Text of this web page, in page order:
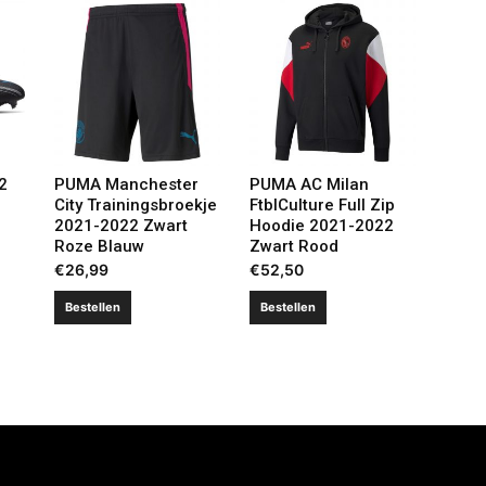
PUMA Manchester
City Trainingsbroekje
2021-2022 Zwart
Roze Blauw
€26,99
Bestellen
PUMA AC Milan
FtblCulture Full Zip
Hoodie 2021-2022
Zwart Rood
€52,50
Bestellen